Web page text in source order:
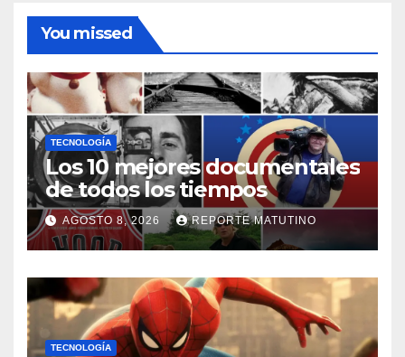
You missed
TECNOLOGÍA
Los 10 mejores documentales
de todos los tiempos
AGOSTO 8, 2026 REPORTE MATUTINO
TECNOLOGÍA